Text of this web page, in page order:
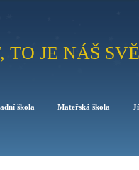
TO JE NÁŠ
škola Mateřská škola